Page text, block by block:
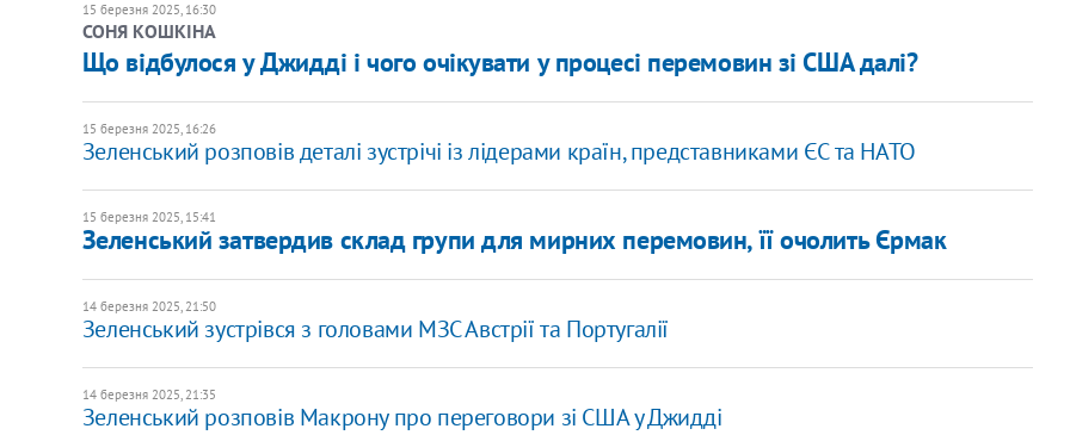
15 березня 2025, 16:30
СОНЯ КОШКІНА
Що відбулося у Джидді і чого очікувати у процесі перемовин зі США далі?
15 березня 2025, 16:26
Зеленський розповів деталі зустрічі із лідерами країн, представниками ЄС та НАТО
15 березня 2025, 15:41
Зеленський затвердив склад групи для мирних перемовин, її очолить Єрмак
14 березня 2025, 21:50
Зеленський зустрівся з головами МЗС Австрії та Португалії
14 березня 2025, 21:35
Зеленський розповів Макрону про переговори зі США у Джидді